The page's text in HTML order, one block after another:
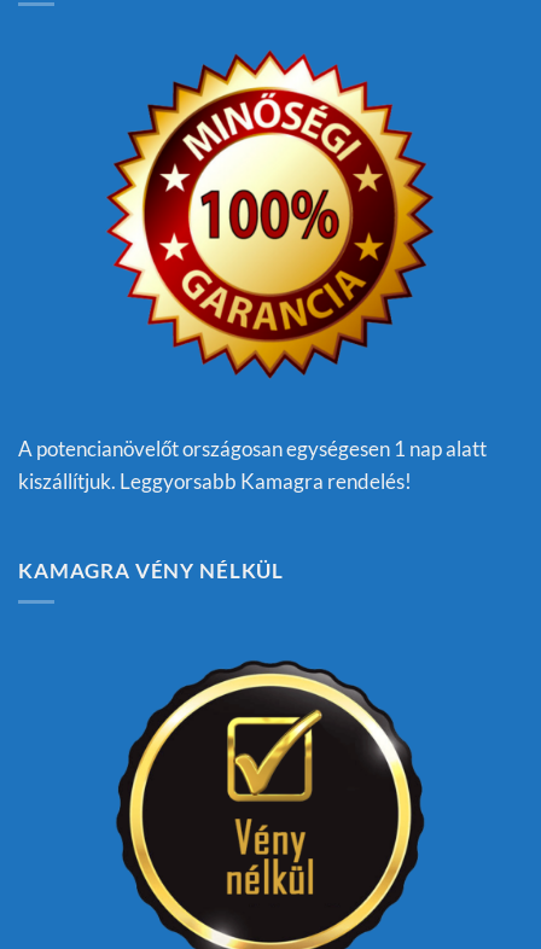
A potencianövelőt országosan egységesen 1 nap alatt
kiszállítjuk. Leggyorsabb Kamagra rendelés!
KAMAGRA VÉNY NÉLKÜL